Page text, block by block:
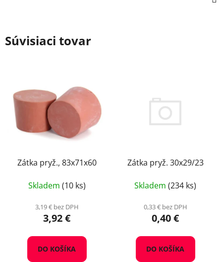
Súvisiaci tovar
Zátka pryž., 83x71x60
Skladem (10 ks)
3,19 € bez DPH
3,92 €
DO KOŠÍKA
Zátka pryž. 30x29/23
Skladem (234 ks)
0,33 € bez DPH
0,40 €
DO KOŠÍKA